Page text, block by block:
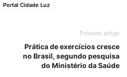
Portal Cidade Luz
Próximo artigo
Prática de exercícios cresce
no Brasil, segundo pesquisa
do Ministério da Saúde